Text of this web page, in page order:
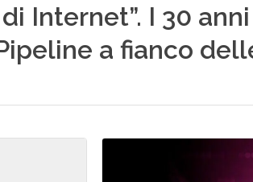
Internet”. I 30
a fianco